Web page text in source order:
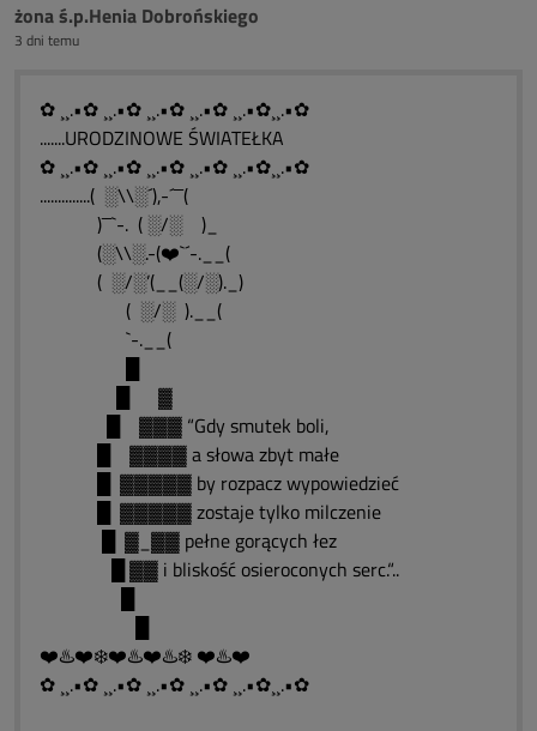
żona ś.p.Henia Dobrońskiego
3 dni temu
✿ ¸¸.•✿ ¸¸.•✿ ¸¸.•✿ ¸¸.•✿ ¸¸.•✿¸¸.•✿
.......URODZINOWE ŚWIATEŁKA
✿ ¸¸.•✿ ¸¸.•✿ ¸¸.•✿ ¸¸.•✿ ¸¸.•✿¸¸.•✿
..............( ░\\░´),-´¯¯(
)¯¯`-. ( ░/░ )_
(░\\░.-(❤️`´-.__(
( ░/░’(__(░/░)._)
( ░/░ ).__(
`-.__(
█ ▓
█ ▓▓▓ “Gdy smutek boli,
█ ▓▓▓▓ a słowa zbyt małe
█ ▓▓▓▓▓ by rozpacz wypowiedzieć
█ ▓▓▓▓▓ zostaje tylko milczenie
█ ▓_▓▓ pełne gorących łez
█ ▓▓ i bliskość osieroconych serc.“..
❤️♨️❤️❄️❤️♨️❤️♨️❄️ ❤️♨️❤️
✿ ¸¸.•✿ ¸¸.•✿ ¸¸.•✿ ¸¸.•✿ ¸¸.•✿¸¸.•✿